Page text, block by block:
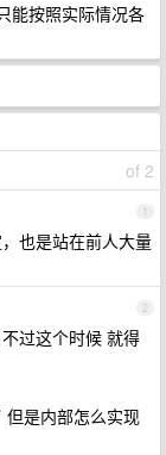
能按照实际情况各
of 2
1
也是站在前人大量
2
过这个时候 就得
是内部怎么实现